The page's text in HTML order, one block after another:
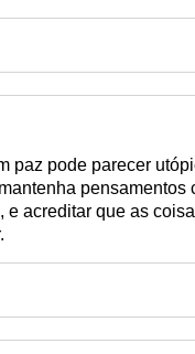
paz pode parecer
pensamentos
e acreditar que as